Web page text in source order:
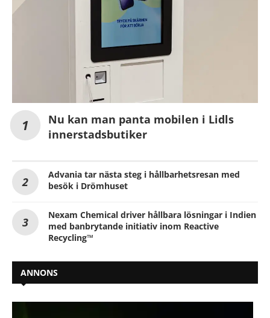
Nu kan man panta mobilen i Lidls
innerstadsbutiker
Advania tar nästa steg i hållbarhetsresan med
besök i Drömhuset
Nexam Chemical driver hållbara lösningar i Indien
med banbrytande initiativ inom Reactive
Recycling™
ANNONS